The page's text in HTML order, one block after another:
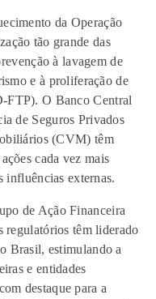
da Operação
tão grande das
à lavagem de
e à proliferação de
FTP). O Banco Central
de Seguros Privados
(CVM) têm
cada vez mais
influências externas.
de Ação Financeira
regulatórios têm liderado
Brasil, estimulando a
e entidades
destaque para a